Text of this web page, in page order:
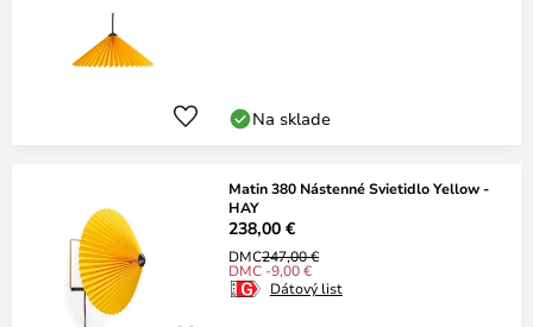
Na sklade
Matin 380 Nástenné Svietidlo Yellow -
HAY
238,00 €
DMC247,00 €
DMC -9,00 €
Dátový list